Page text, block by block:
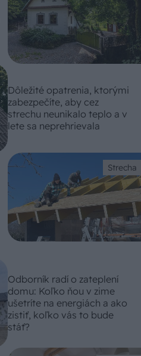
Dôležité opatrenia, ktorými
zabezpečíte, aby cez
strechu neunikalo teplo a v
lete sa neprehrievala
Strecha
Odborník radí o zateplení
domu: Koľko ňou v zime
ušetríte na energiách a ako
zistiť, koľko vás to bude
stáť?